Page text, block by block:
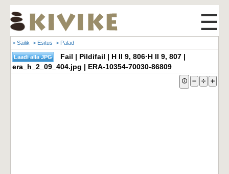
☰
> Säilik > Esitus > Palad
Fail | Pildifail | H II 9, 806·H II 9, 807 |
era_h_2_09_404.jpg | ERA-10354-70030-86809